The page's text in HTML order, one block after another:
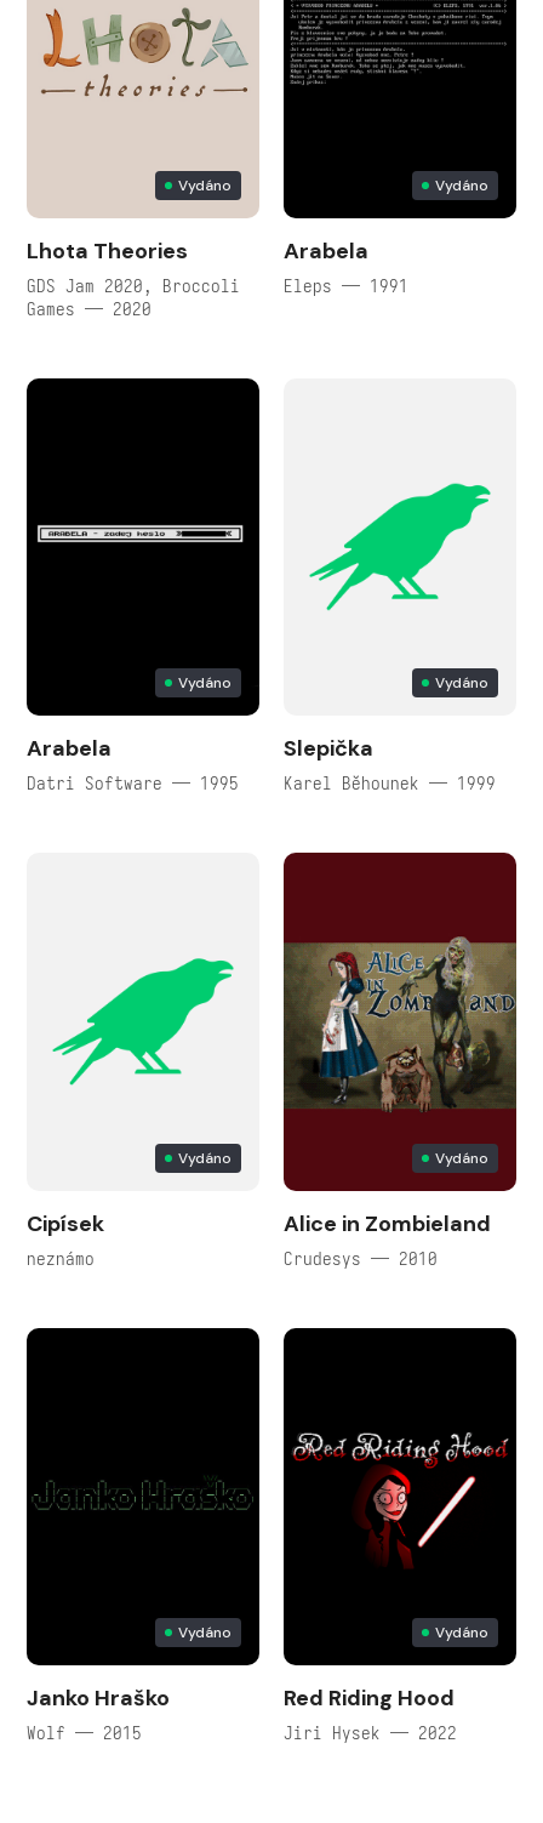
Vydáno
Lhota Theories
GDS Jam 2020, Broccoli
Games — 2020
Vydáno
Arabela
Eleps — 1991
Vydáno
Arabela
Datri Software — 1995
Vydáno
Slepička
Karel Běhounek — 1999
Vydáno
Cipísek
neznámo
Vydáno
Alice in Zombieland
Crudesys — 2010
Vydáno
Janko Hraško
Wolf — 2015
Vydáno
Red Riding Hood
Jiri Hysek — 2022